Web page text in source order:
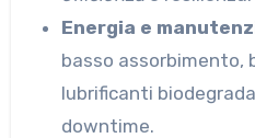
Energia e
basso assorbimento,
lubrificanti
downtime.